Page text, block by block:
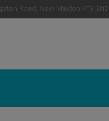
Road, New Malden KT3 3ND